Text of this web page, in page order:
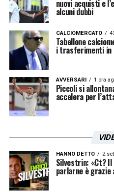
momento…”.Pereirinha
Verso nuovi lidi. In
Lazio non ha trovato
LA PLAYLIST DELLE
nuovi acquisti e
alcuni dubbi
CALCIOMERCATO
Tabellone
i trasferimenti in
AVVERSARI 1 ora
Piccoli si
accelera per
HANNO DETTO 2
Silvestrin: «Ct?
parlarne è grazie